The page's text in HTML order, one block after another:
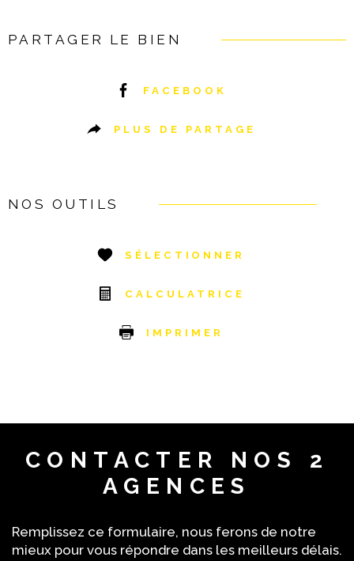
PARTAGER LE BIEN
FACEBOOK
PLUS DE PARTAGE
NOS OUTILS
SÉLECTIONNER
CALCULATRICE
IMPRIMER
CONTACTER NOS 2
AGENCES
Remplissez ce formulaire, nous ferons de notre
mieux pour vous répondre dans les meilleurs délais.